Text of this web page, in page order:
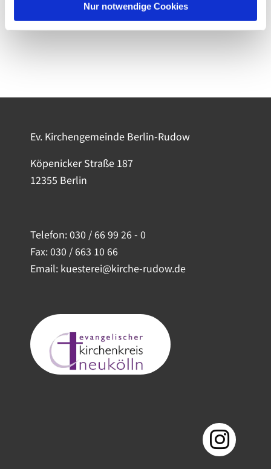
Nur notwendige Cookies
Ev. Kirchengemeinde Berlin-Rudow
Köpenicker Straße 187
12355 Berlin
Telefon:030 / 66 99 26 - 0
Fax: 030 / 663 10 66
Email: kuesterei@kirche-rudow.de